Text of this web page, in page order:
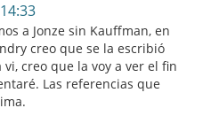
a Jonze sin Kauffman, en
creo que se la escribió
creo que la voy a ver el fin
Las referencias que